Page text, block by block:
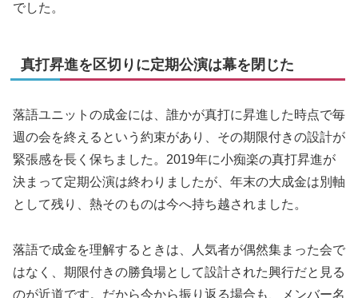
でした。
真打昇進を区切りに定期公演は幕を閉じた
落語ユニットの成金には、誰かが真打に昇進した時点で毎
週の会を終えるという約束があり、その期限付きの設計が
緊張感を長く保ちました。2019年に小痴楽の真打昇進が
決まって定期公演は終わりましたが、年末の大成金は別軸
として残り、熱そのものは今へ持ち越されました。
落語で成金を理解するときは、人気者が偶然集まった会で
はなく、期限付きの勝負場として設計された興行だと見る
のが近道です。だから今から振り返る場合も、メンバー名